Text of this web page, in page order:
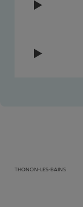
THONON-LES-BAINS